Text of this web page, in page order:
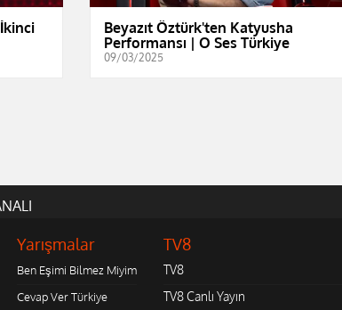
Beyazıt Öztürk'ten Katyusha
Performansı | O Ses Türkiye
09/03/2025
Yarışmalar
Ben Eşimi Bilmez Miyim
Cevap Ver Türkiye
TV8
TV8
TV8 Canlı Yayın